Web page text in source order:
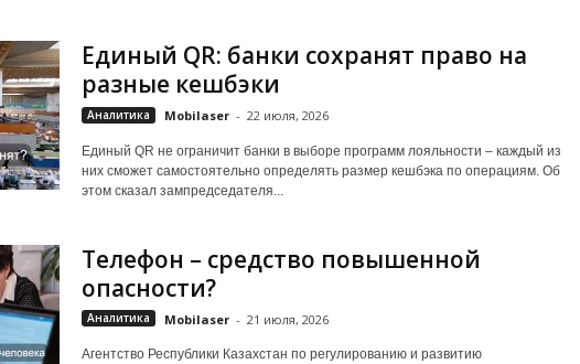
Единый QR: банки сохранят право на
разные кешбэки
Аналитика Mobilaser - 22 июля, 2026
Единый QR не ограничит банки в выборе программ лояльности – каждый из
них сможет самостоятельно определять размер кешбэка по операциям. Об
этом сказал зампредседателя...
Телефон – средство повышенной
опасности?
Аналитика Mobilaser - 21 июля, 2026
Агентство Республики Казахстан по регулированию и развитию